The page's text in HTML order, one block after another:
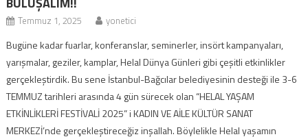
Temmuz 1, 2025 yonetici
Bugüne kadar fuarlar, konferanslar, seminerler, insört kampanyaları,
yarışmalar, geziler, kamplar, Helal Dünya Günleri gibi çeşitli etkinlikler
gerçekleştirdik. Bu sene İstanbul-Bağcılar belediyesinin desteği ile 3-6
TEMMUZ tarihleri arasında 4 gün sürecek olan “HELAL YAŞAM
ETKİNLİKLERİ FESTİVALİ 2025” i KADIN VE AİLE KÜLTÜR SANAT
MERKEZİ’nde gerçekleştireceğiz inşallah. Böylelikle Helal yaşamın